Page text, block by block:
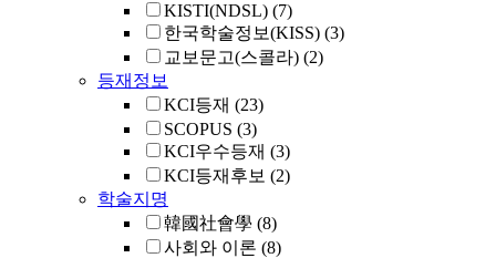
KISTI(NDSL) (7)
한국학술정보(KISS) (3)
교보문고(스콜라) (2)
등재정보
KCI등재 (23)
SCOPUS (3)
KCI우수등재 (3)
KCI등재후보 (2)
학술지명
韓國社會學 (8)
사회와 이론 (8)